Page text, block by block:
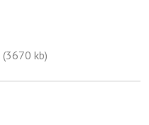
(3670 kb)